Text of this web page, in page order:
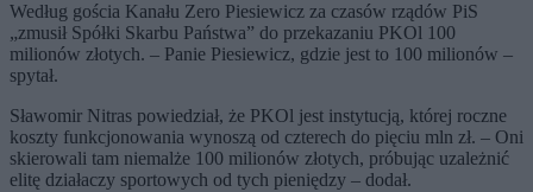
Według gościa Kanału Zero Piesiewicz za czasów rządów PiS
„zmusił Spółki Skarbu Państwa” do przekazaniu PKOl 100
milionów złotych. – Panie Piesiewicz, gdzie jest to 100 milionów –
spytał.
Sławomir Nitras powiedział, że PKOl jest instytucją, której roczne
koszty funkcjonowania wynoszą od czterech do pięciu mln zł. – Oni
skierowali tam niemalże 100 milionów złotych, próbując uzależnić
elitę działaczy sportowych od tych pieniędzy – dodał.